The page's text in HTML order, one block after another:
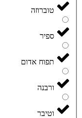
טוברוזה
ספיר
תפוח אדום
ורבנה
וטיבר